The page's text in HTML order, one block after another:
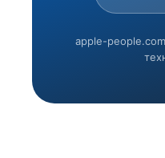
apple-